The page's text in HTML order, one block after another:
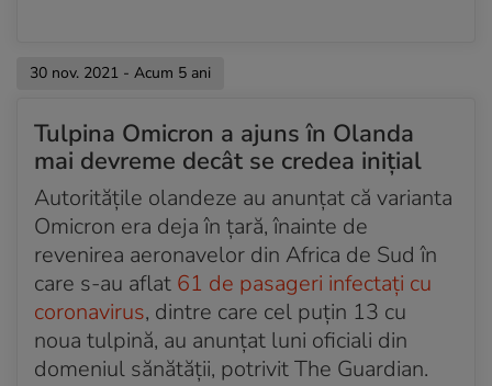
30 nov. 2021 - Acum 5 ani
Tulpina Omicron a ajuns în Olanda
mai devreme decât se credea inițial
Autoritățile olandeze au anunțat că varianta
Omicron era deja în țară, înainte de
revenirea aeronavelor din Africa de Sud în
care s-au aflat 61 de pasageri infectați cu
coronavirus, dintre care cel puțin 13 cu
noua tulpină, au anunțat luni oficiali din
domeniul sănătății, potrivit The Guardian.